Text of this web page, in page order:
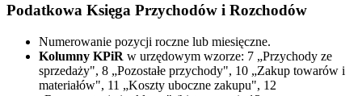
Podatkowa Księga Przychodów i Rozchodów
Numerowanie pozycji roczne lub miesięczne.
Kolumny KPiR w urzędowym wzorze: 7 „Przychody ze
sprzedaży", 8 „Pozostałe przychody", 10 „Zakup towarów i
materiałów", 11 „Koszty uboczne zakupu", 12